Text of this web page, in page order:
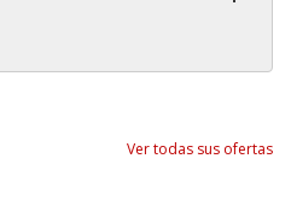
Ver todas sus ofertas